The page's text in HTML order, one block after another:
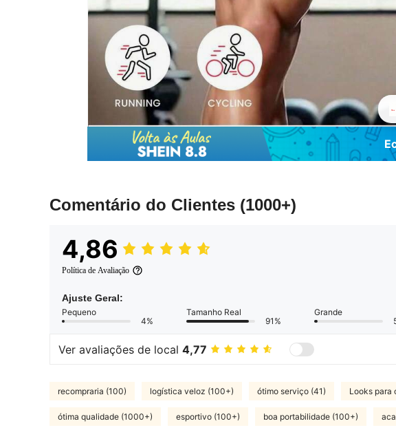
Comentário do Clientes (1000+)
4,86
Política de Avaliação
Ajuste Geral:
Pequeno
4%
Tamanho Real
91%
Grande
Ver avaliações de local 4,77
recompraria (100) logística veloz (100+) ótimo serviço (41) Looks para
ótima qualidade (1000+) esportivo (100+) boa portabilidade (100+)